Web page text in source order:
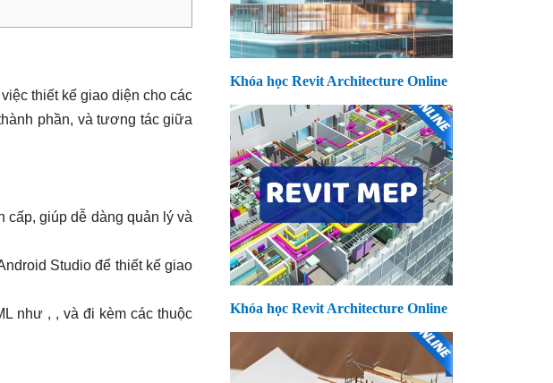
thiết kế giao diện cho các
phần, và tương tác giữa
cấp, giúp dễ dàng quản lý và
Studio để thiết kế giao
như , , và đi kèm các thuộc
Khóa học Revit Architecture Online
Khóa học Revit Architecture Online